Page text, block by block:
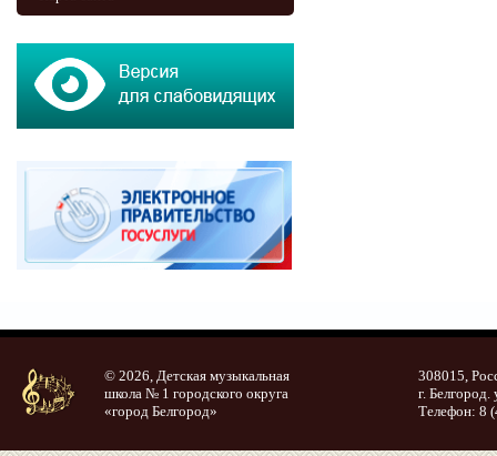
© 2026, Детская музыкальная
школа № 1 городского округа
«город Белгород»
308015,
г. Белгород.
Телефон: 8